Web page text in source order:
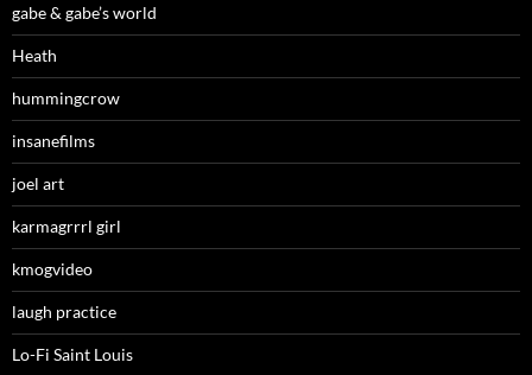
gabe & gabe’s world
Heath
hummingcrow
insanefilms
joel art
karmagrrrl girl
kmogvideo
laugh practice
Lo-Fi Saint Louis